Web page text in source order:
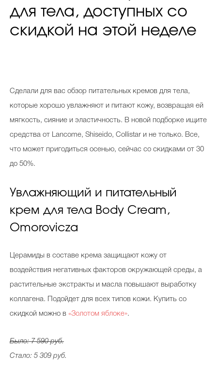
для тела, доступных со
скидкой на этой неделе
Сделали для вас обзор питательных кремов для тела,
которые хорошо увлажняют и питают кожу, возвращая ей
мягкость, сияние и эластичность. В новой подборке ищите
средства от Lancome, Shiseido, Collistar и не только. Все,
что может пригодиться осенью, сейчас со скидками от 30
до 50%.
Увлажняющий и питательный
крем для тела Body Cream,
Omorovicza
Церамиды в составе крема защищают кожу от
воздействия негативных факторов окружающей среды, а
растительные экстракты и масла повышают выработку
коллагена. Подойдет для всех типов кожи. Купить со
скидкой можно в «Золотом яблоке».
Было: 7 590 руб.
Стало: 5 309 руб.